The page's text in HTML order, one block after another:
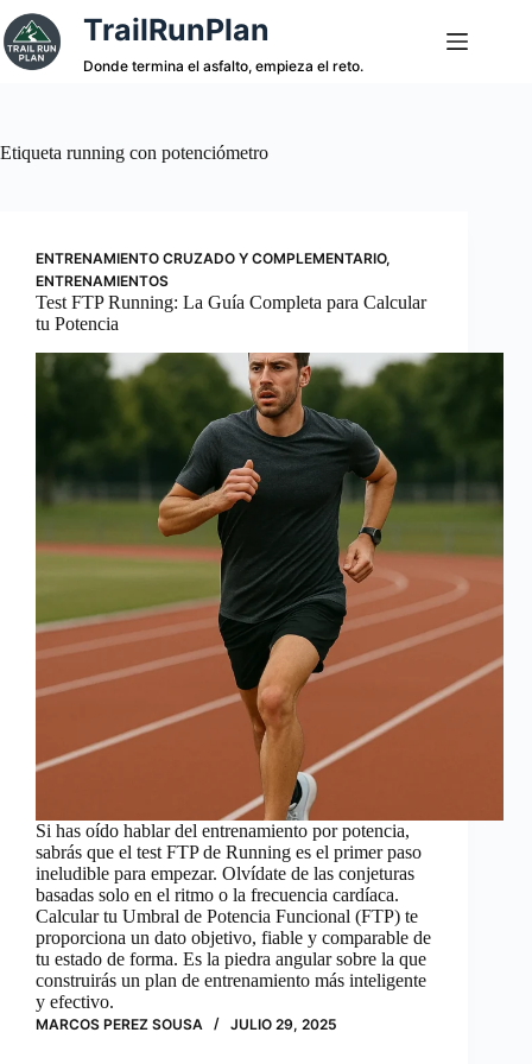
Saltar
al
contenido
TrailRunPlan
Donde termina el asfalto, empieza el reto.
Etiqueta running con potenciómetro
ENTRENAMIENTO CRUZADO Y COMPLEMENTARIO,
ENTRENAMIENTOS
Test FTP Running: La Guía Completa para Calcular
tu Potencia
Si has oído hablar del entrenamiento por potencia,
sabrás que el test FTP de Running es el primer paso
ineludible para empezar. Olvídate de las conjeturas
basadas solo en el ritmo o la frecuencia cardíaca.
Calcular tu Umbral de Potencia Funcional (FTP) te
proporciona un dato objetivo, fiable y comparable de
tu estado de forma. Es la piedra angular sobre la que
construirás un plan de entrenamiento más inteligente
y efectivo.
MARCOS PEREZ SOUSA JULIO 29, 2025